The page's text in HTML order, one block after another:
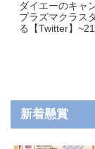
ダイエーのキャ
プラズマクラス
る【Twitter】
新着懸賞